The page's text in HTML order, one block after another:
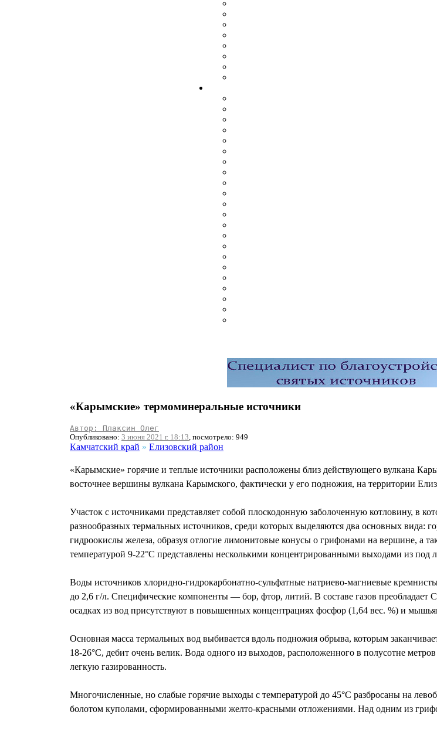
«Карымские» термоминеральные источники
Автор: Плаксин Олег
Опубликовано: 3 июня 2021 г. 18:13, посмотрело: 949
Камчатский край » Елизовский район
«Карымские» горячие и теплые источники расположены близ действующего вулкана
восточнее вершины вулкана Карымского, фактически у его подножия, на территории
Участок с источниками представляет собой плоскодонную заболоченную котловину, в
разнообразных термальных источников, среди которых выделяются два основных вида:
гидроокислы железа, образуя отлогие лимонитовые конусы о грифонами на вершине, а
температурой 9-22°С представлены несколькими концентрированными выходами из под
Воды источников хлоридно-гидрокарбонатно-сульфатные натриево-магниевые
до 2,6 г/л. Специфические компоненты — бор, фтор, литий. В составе газов преобладает
осадках из вод присутствуют в повышенных концентрациях фосфор (1,64 вес. %) и
Основная масса термальных вод выбивается вдоль подножия обрыва, которым
18-26°С, дебит очень велик. Вода одного из выходов, расположенного в полусотне
легкую газированность.
Многочисленные, но слабые горячие выходы с температурой до 45°С разбросаны на
болотом куполами, сформированными желто-красными отложениями. Над одним из